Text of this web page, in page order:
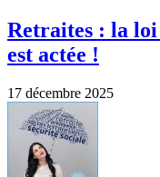
Retraites : la loi
est actée !
17 décembre 2025